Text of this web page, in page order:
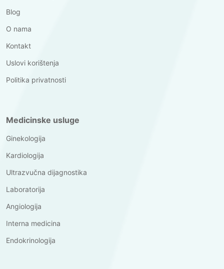
Blog
O nama
Kontakt
Uslovi korištenja
Politika privatnosti
Medicinske usluge
Ginekologija
Kardiologija
Ultrazvučna dijagnostika
Laboratorija
Angiologija
Interna medicina
Endokrinologija